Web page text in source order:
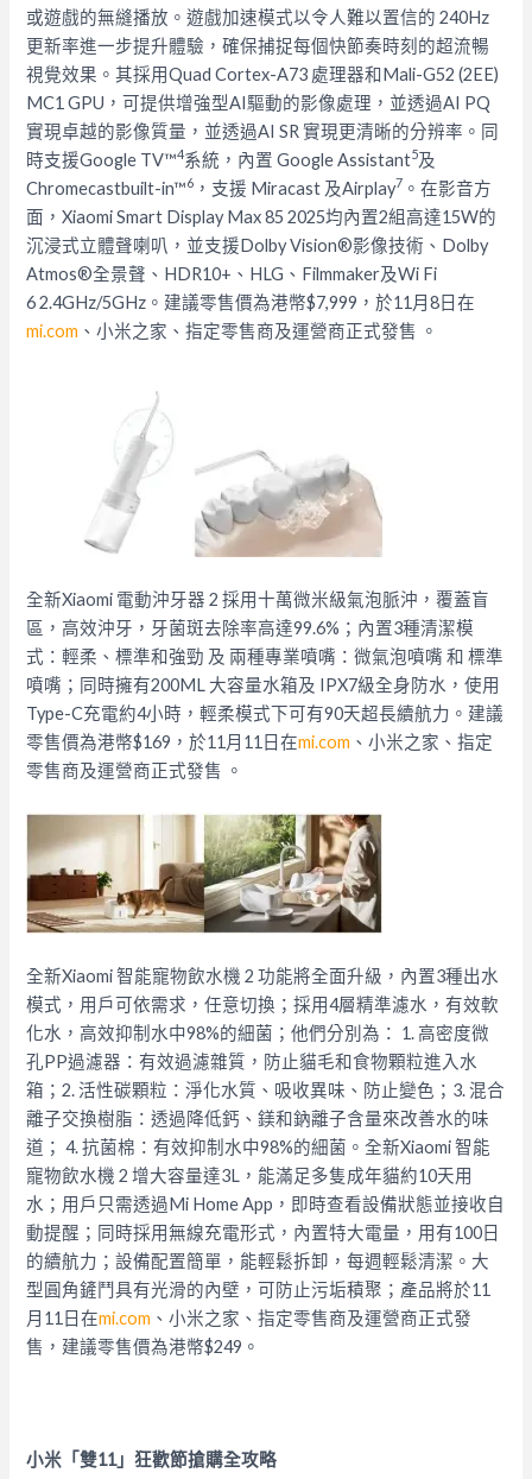
或遊戲的無縫播放。遊戲加速模式以令人難以置信的 240Hz
更新率進一步提升體驗，確保捕捉每個快節奏時刻的超流暢
視覺效果。其採用Quad Cortex-A73 處理器和Mali-G52 (2EE)
MC1 GPU，可提供增強型AI驅動的影像處理，並透過AI PQ
實現卓越的影像質量，並透過AI SR 實現更清晰的分辨率。同
時支援Google TV™4系統，內置 Google Assistant5及
Chromecastbuilt-in™6 ，支援 Miracast 及Airplay7 。在影音方
面，Xiaomi Smart Display Max 85 2025均內置2組高達15W的
沉浸式立體聲喇叭， 並支援Dolby Vision®影像技術、Dolby
Atmos®全景聲、HDR10+、HLG、 Filmmaker及Wi Fi
6 2.4GHz/5GHz。建議零售價為港幣$7,999，於11月8日在
mi.com 、小米之家、指定零售商及運營商正式發售 。
全新Xiaomi 電動沖牙器 2 採用十萬微米級氣泡脈沖，覆蓋盲
區，高效沖牙， 牙菌斑去除率高達99.6%；內置3種清潔模
式：輕柔、標準和強勁 及 兩種專業噴嘴：微氣泡噴嘴 和 標準
噴嘴；同時擁有200ML 大容量水箱及 IPX7級全身防水，使用
Type-C充電約4小時，輕柔模式下可有90天超長續航力。建議
零售價為港幣$169，於11月11日在mi.com 、小米之家、指定
零售商及運營商正式發售 。
全新Xiaomi 智能寵物飲水機 2 功能將全面升級，內置3種出水
模式，用戶可依需求，任意切換；採用4層精準濾水，有效軟
化水，高效抑制水中98%的細菌；他們分別為： 1. 高密度微
孔PP過濾器：有效過濾雜質， 防止貓毛和食物顆粒進入水
箱；2. 活性碳顆粒：淨化水質、吸收異味、防止變色；3. 混合
離子交換樹脂：透過降低鈣、鎂和鈉離子含量來改善水的味
道； 4. 抗菌棉：有效抑制水中98%的細菌。全新Xiaomi 智能
寵物飲水機 2 增大容量達3L，能滿足多隻成年貓約10天用
水； 用戶只需透過Mi Home App，即時查看設備狀態並接收自
動提醒； 同時採用無線充電形式，內置特大電量，用有100日
的續航力；設備配置簡單，能輕鬆拆卸，每週輕鬆清潔。 大
型圓角鏟鬥具有光滑的內壁，可防止污垢積聚； 產品將於11
月11日在mi.com 、小米之家、指定零售商及運營商正式發
售，建議零售價為港幣$249。
小米「雙11」狂歡節搶購全攻略